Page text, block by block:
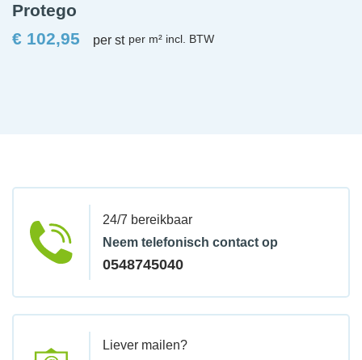
Protego
€ 102,95 per st
24/7 bereikbaar
Neem telefonisch contact op
0548745040
Liever mailen?